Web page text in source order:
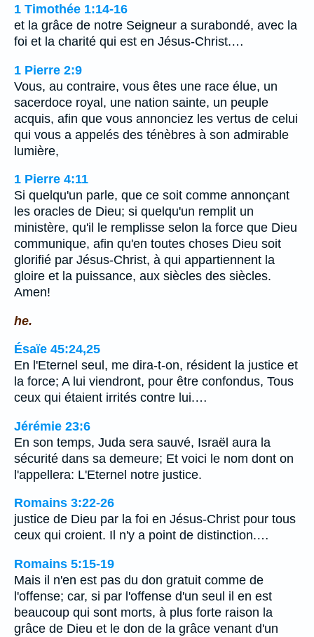
1 Timothée 1:14-16
et la grâce de notre Seigneur a surabondé, avec la
foi et la charité qui est en Jésus-Christ.…
1 Pierre 2:9
Vous, au contraire, vous êtes une race élue, un
sacerdoce royal, une nation sainte, un peuple
acquis, afin que vous annonciez les vertus de celui
qui vous a appelés des ténèbres à son admirable
lumière,
1 Pierre 4:11
Si quelqu'un parle, que ce soit comme annonçant
les oracles de Dieu; si quelqu'un remplit un
ministère, qu'il le remplisse selon la force que Dieu
communique, afin qu'en toutes choses Dieu soit
glorifié par Jésus-Christ, à qui appartiennent la
gloire et la puissance, aux siècles des siècles.
Amen!
he.
Ésaïe 45:24,25
En l'Eternel seul, me dira-t-on, résident la justice et
la force; A lui viendront, pour être confondus, Tous
ceux qui étaient irrités contre lui.…
Jérémie 23:6
En son temps, Juda sera sauvé, Israël aura la
sécurité dans sa demeure; Et voici le nom dont on
l'appellera: L'Eternel notre justice.
Romains 3:22-26
justice de Dieu par la foi en Jésus-Christ pour tous
ceux qui croient. Il n'y a point de distinction.…
Romains 5:15-19
Mais il n'en est pas du don gratuit comme de
l'offense; car, si par l'offense d'un seul il en est
beaucoup qui sont morts, à plus forte raison la
grâce de Dieu et le don de la grâce venant d'un